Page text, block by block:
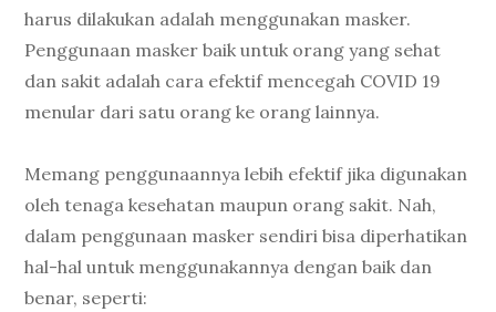
harus dilakukan adalah menggunakan masker.
Penggunaan masker baik untuk orang yang sehat
dan sakit adalah cara efektif mencegah COVID 19
menular dari satu orang ke orang lainnya.
Memang penggunaannya lebih efektif jika digunakan
oleh tenaga kesehatan maupun orang sakit. Nah,
dalam penggunaan masker sendiri bisa diperhatikan
hal-hal untuk menggunakannya dengan baik dan
benar, seperti: